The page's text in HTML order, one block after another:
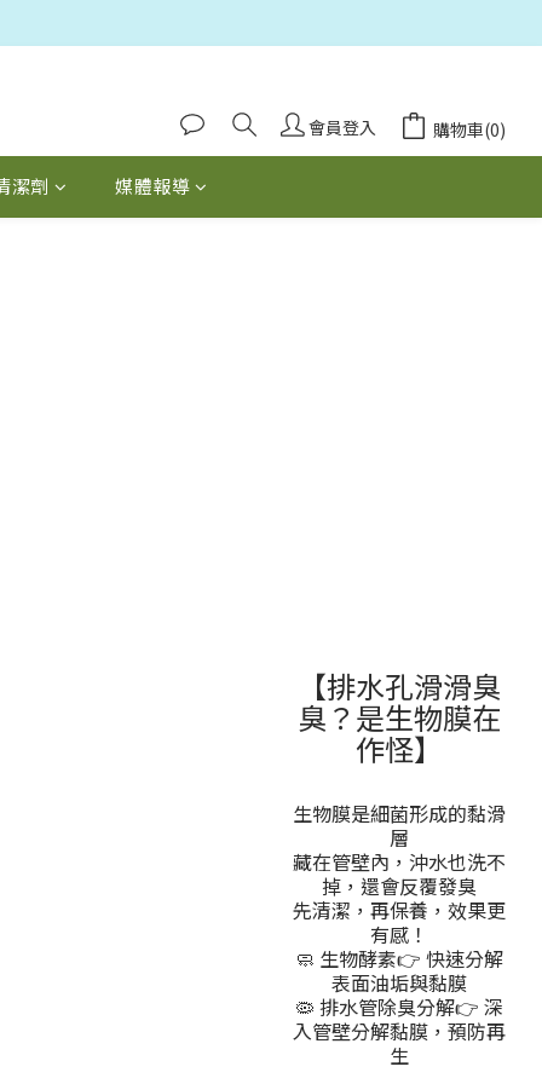
會員登入 購物車(0)
潔劑 媒體報導
【排水孔滑滑臭
臭？是生物膜在
作怪】
生物膜是細菌形成的黏滑
層
藏在管壁內，沖水也洗不
掉，還會反覆發臭
先清潔，再保養，效果更
有感！
🧼 生物酵素👉 快速分解
表面油垢與黏膜
🦠 排水管除臭分解👉 深
入管壁分解黏膜，預防再
生